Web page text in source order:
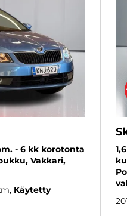
- 6 kk korotonta
Vakkari,
Käytetty